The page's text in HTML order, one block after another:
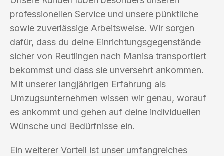
professionellen Service und unsere pünktliche
sowie zuverlässige Arbeitsweise. Wir sorgen
dafür, dass du deine Einrichtungsgegenstände
sicher von Reutlingen nach Manisa transportiert
bekommst und dass sie unversehrt ankommen.
Mit unserer langjährigen Erfahrung als
Umzugsunternehmen wissen wir genau, worauf
es ankommt und gehen auf deine individuellen
Wünsche und Bedürfnisse ein.
Ein weiterer Vorteil ist unser umfangreiches